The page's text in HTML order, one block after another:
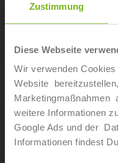
Zustimmung
Diese Webseite
Wir verwenden
Website
Marketingmaßnahmen
weitere Informationen
Google Ads und der
Informationen findest
Dualer Bachelor of
Fitnessökonomie“ in
Ab sofort
Dualer Bachelor of
Fitnessökonomie“ in
Ab sofort
Dualer Bachelor of